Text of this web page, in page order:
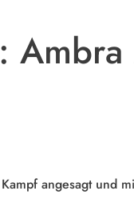
angesagt und